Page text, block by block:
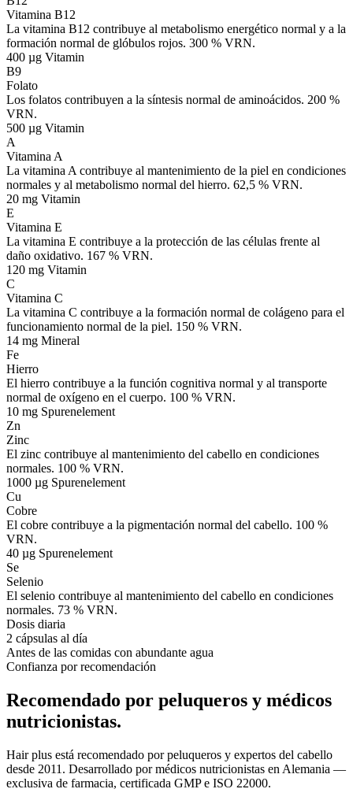
Vitamina B12
La vitamina B12 contribuye al metabolismo energético normal y a la
formación normal de glóbulos rojos. 300 % VRN.
400 µg Vitamin
B9
Folato
Los folatos contribuyen a la síntesis normal de aminoácidos. 200 %
VRN.
500 µg Vitamin
A
Vitamina A
La vitamina A contribuye al mantenimiento de la piel en condiciones
normales y al metabolismo normal del hierro. 62,5 % VRN.
20 mg Vitamin
E
Vitamina E
La vitamina E contribuye a la protección de las células frente al
daño oxidativo. 167 % VRN.
120 mg Vitamin
C
Vitamina C
La vitamina C contribuye a la formación normal de colágeno para el
funcionamiento normal de la piel. 150 % VRN.
14 mg Mineral
Fe
Hierro
El hierro contribuye a la función cognitiva normal y al transporte
normal de oxígeno en el cuerpo. 100 % VRN.
10 mg Spurenelement
Zn
Zinc
El zinc contribuye al mantenimiento del cabello en condiciones
normales. 100 % VRN.
1000 µg Spurenelement
Cu
Cobre
El cobre contribuye a la pigmentación normal del cabello. 100 %
VRN.
40 µg Spurenelement
Se
Selenio
El selenio contribuye al mantenimiento del cabello en condiciones
normales. 73 % VRN.
Dosis diaria
2 cápsulas al día
Antes de las comidas con abundante agua
Confianza por recomendación
Recomendado por peluqueros y médicos
nutricionistas.
Hair plus está recomendado por peluqueros y expertos del cabello
desde 2011. Desarrollado por médicos nutricionistas en Alemania —
exclusiva de farmacia, certificada GMP e ISO 22000.